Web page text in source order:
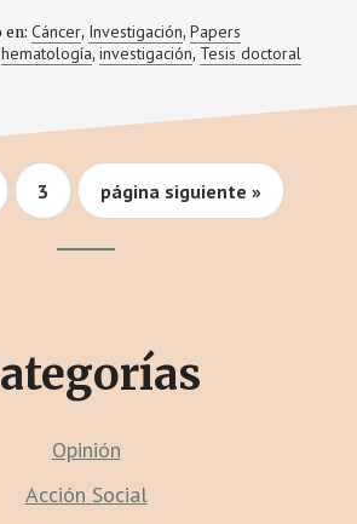
NUTRICIONALES
Y
EN
EN
DE
MÉDULA
ÓSEA:
UN
en: Cáncer, Investigación, Papers
hematología, investigación, Tesis doctoral
Página
3
Ir
a
página siguiente »
Opinión
Acción Social